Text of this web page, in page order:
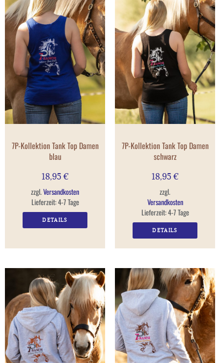
7P-Kollektion Tank Top Damen
blau
18,95 €
zzgl.Versandkosten
Lieferzeit:4-7 Tage
DETAILS
7P-Kollektion Tank Top Damen
schwarz
18,95 €
zzgl.
Versandkosten
Lieferzeit:4-7 Tage
DETAILS